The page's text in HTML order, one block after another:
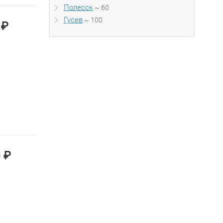
Полесск ~ 60
Гусев~ 100
₽
₽